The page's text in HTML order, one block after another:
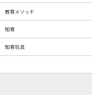
教育メソッド
知育
知育玩具